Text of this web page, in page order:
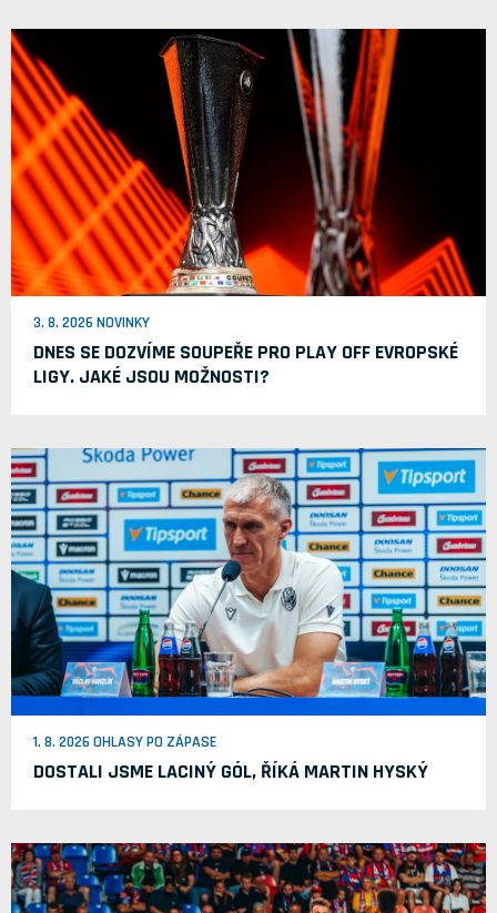
3. 8. 2026 NOVINKY
DNES SE DOZVÍME SOUPEŘE PRO PLAY OFF EVROPSKÉ
LIGY. JAKÉ JSOU MOŽNOSTI?
1. 8. 2026 OHLASY PO ZÁPASE
DOSTALI JSME LACINÝ GÓL, ŘÍKÁ MARTIN HYSKÝ